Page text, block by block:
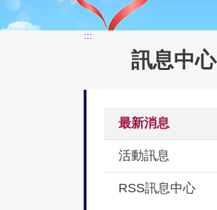
:::
訊息中心
最新消息
活動訊息
RSS訊息中心